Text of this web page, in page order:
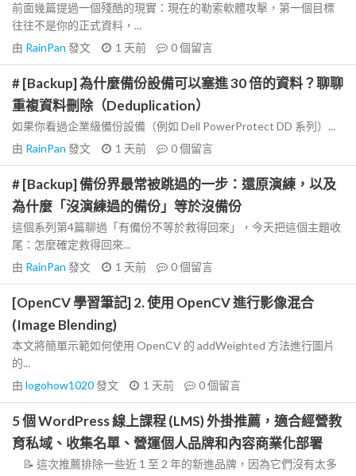
前面幾篇提過一個殘酷的現實：現在的勒索軟體攻擊，第一個目標
往往不是你的正式資料，...
由 RainPan 發文 1 天前 0個留言
# [Backup] 為什麼備份設備可以塞進 30 倍的資料？聊聊
重複資料刪除（Deduplication）
如果你看過企業級備份設備（例如 Dell PowerProtect DD 系列）...
由 RainPan 發文 1 天前 0個留言
# [Backup] 備份界最常被跳過的一步：還原演練，以及
為什麼「沒演練過的備份」等於沒備份
這個系列第4篇聊過「有備份不等於救得回來」，今天把這個主題收
尾：怎麼確定救得回來...
由 RainPan 發文 1 天前 0個留言
[OpenCV 學習筆記] 2. 使用 OpenCV 進行影像混合
(Image Blending)
本文將簡單示範如何使用 OpenCV 的 addWeighted 方法進行圖片
的...
由 logohow1020發文 1 天前 0個留言
5 個 WordPress 線上課程 (LMS) 外掛推薦，適合經營教
育私域、收集名單、營運個人品牌和內容商業化部署
📝 這次推薦排除一些近 1 至 2 年的新進品牌，因為它們沒有太多